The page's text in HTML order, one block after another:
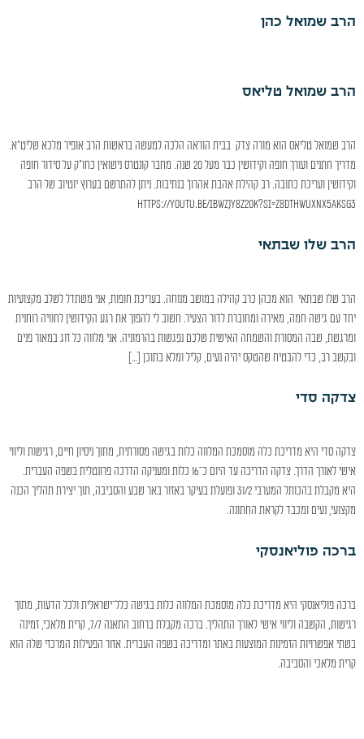
הרב שמואל כהן
הרב שמואל טליאס
הרב שמואל טליאס הוא מורה צדק בבית הוראה הלכה למעשה בראשות הרב אופיר מלכא שליט"א.
מדריך חתנים ועורך חופה וקידושין כבר מעל 20 שנה. מחבר קונטרס נישואין כחו"ק על סידור חופה
וקידושין ועריכת כתובה. רב קהילת אהבת אהרון' בנתיבות. ניתן להתרשם בערוץ יוטיוב של הרב
https://youtu.be/IBWZJy8Z2ok?si=Z8dTHWuxNx5akSg3
הרב שלו שבתאי
הרב שלו שבתאי הוא מכהן כרב קהילה במושב מנוחה. בעריכת חופות, אני משתדל לשלב מקצועיות
יחד עם גישה חמה, מאירה ומחוברת לדור הצעיר. חשוב לי להפוך את רגע הקידושין לחוויה רוחנית
ומרגשת, שבה המסורת והשמחה האישית שלכם נפגשות בהרמוניה. אני מלווה כל זוג במאור פנים
ובקשב רב, כדי להבטיח שהטקס יהיה נעים, קליל ומלא בתוכן […]
צדקה סדי
צדקה סדי היא מדריכת כלה מוסמכת המלווה כלות בגישה מסורתית, מתוך ניסיון חיים, רגישות וליווי
אישי לאורך הדרך. צדקה הדריכה עד היום כ־16 כלות ומעניקה הדרכה פרונטלית בשפה העברית.
היא מקבלת בהכותל המערבי 31/2 ופועלת בעיקר באזור באר שבע והסביבה, תוך יצירת תהליך הכנה
מקצועי, נעים ומכבד לקראת החתונה.
ברכה פוליאנסקי
ברכה פוליאנסקי היא מדריכת כלה מוסמכת המלווה כלות בגישה כלל־ישראלית ולכל הדעות, מתוך
רגישות, הקשבה וליווי אישי לאורך התהליך. ברכה מקבלת ברחוב התאנה 7/7, קרית מלאכי, זמינה
בשתי אפשרויות הזמינות המוצעות באתר ומדריכה בשפה העברית. אזור הפעילות המרכזי שלה הוא
קרית מלאכי והסביבה.